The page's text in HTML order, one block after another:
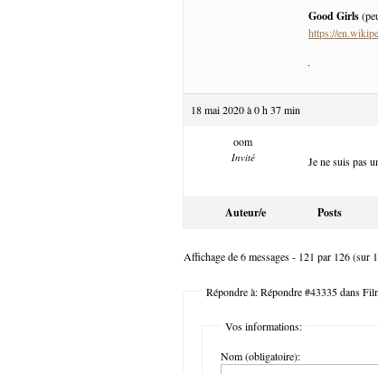
Good Girls
https://
18 mai 2020 à 0 h 37 min
oom
Invité Je ne suis pas
Auteur/e Posts
Affichage de 6 messages - 121 par 126 (sur
Répondre à: Répondre #43335 dans
Vos informations:
Nom (obligatoire):